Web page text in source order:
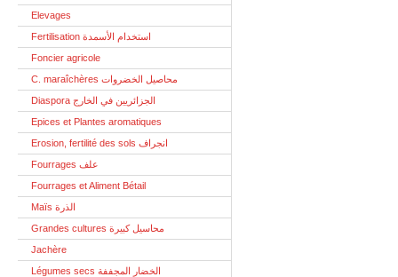
Elevages
Fertilisation استخدام الأسمدة
Foncier agricole
C. maraîchères محاصيل الخضروات
Diaspora الجزائريين في الخارج
Epices et Plantes aromatiques
Erosion, fertilité des sols انجراف
Fourrages علف
Fourrages et Aliment Bétail
Maïs الذرة
Grandes cultures محاسيل كبيرة
Jachère
Légumes secs الخضار المجففة